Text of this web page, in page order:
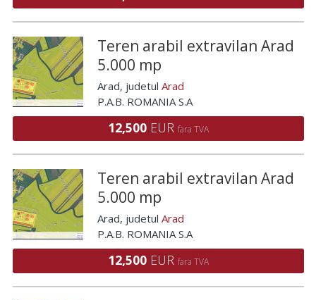
Teren arabil extravilan Arad
5.000 mp
Arad, judetul Arad
P.A.B. ROMANIA S.A
12,500 EUR fara TVA
Teren arabil extravilan Arad
5.000 mp
Arad, judetul Arad
P.A.B. ROMANIA S.A
12,500 EUR fara TVA